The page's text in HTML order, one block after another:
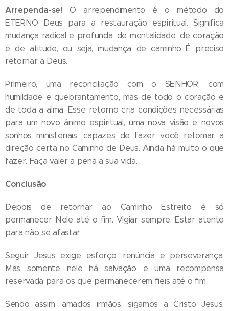
Arrependa-se! O arrependimento é o método do
ETERNO Deus para a restauração espiritual. Significa
mudança radical e profunda: de mentalidade, de coração
e de atitude, ou seja, mudança de caminho...É preciso
retornar a Deus.
Primeiro, uma reconciliação com o SENHOR, com
humildade e quebrantamento, mas de todo o coração e
de toda a alma. Esse retorno cria condições necessárias
para um novo ânimo espiritual, uma nova visão e novos
sonhos ministeriais, capazes de fazer você retomar a
direção certa no Caminho de Deus. Ainda há muito o que
fazer. Faça valer a pena a sua vida.
Conclusão
Depois de retornar ao Caminho Estreito é só
permanecer Nele até o fim. Vigiar sempre. Estar atento
para não se afastar.
Seguir Jesus exige esforço, renúncia e perseverança,
Mas somente nele há salvação e uma recompensa
reservada para os que permanecerem fieis até o fim.
Sendo assim, amados irmãos, sigamos a Cristo Jesus,